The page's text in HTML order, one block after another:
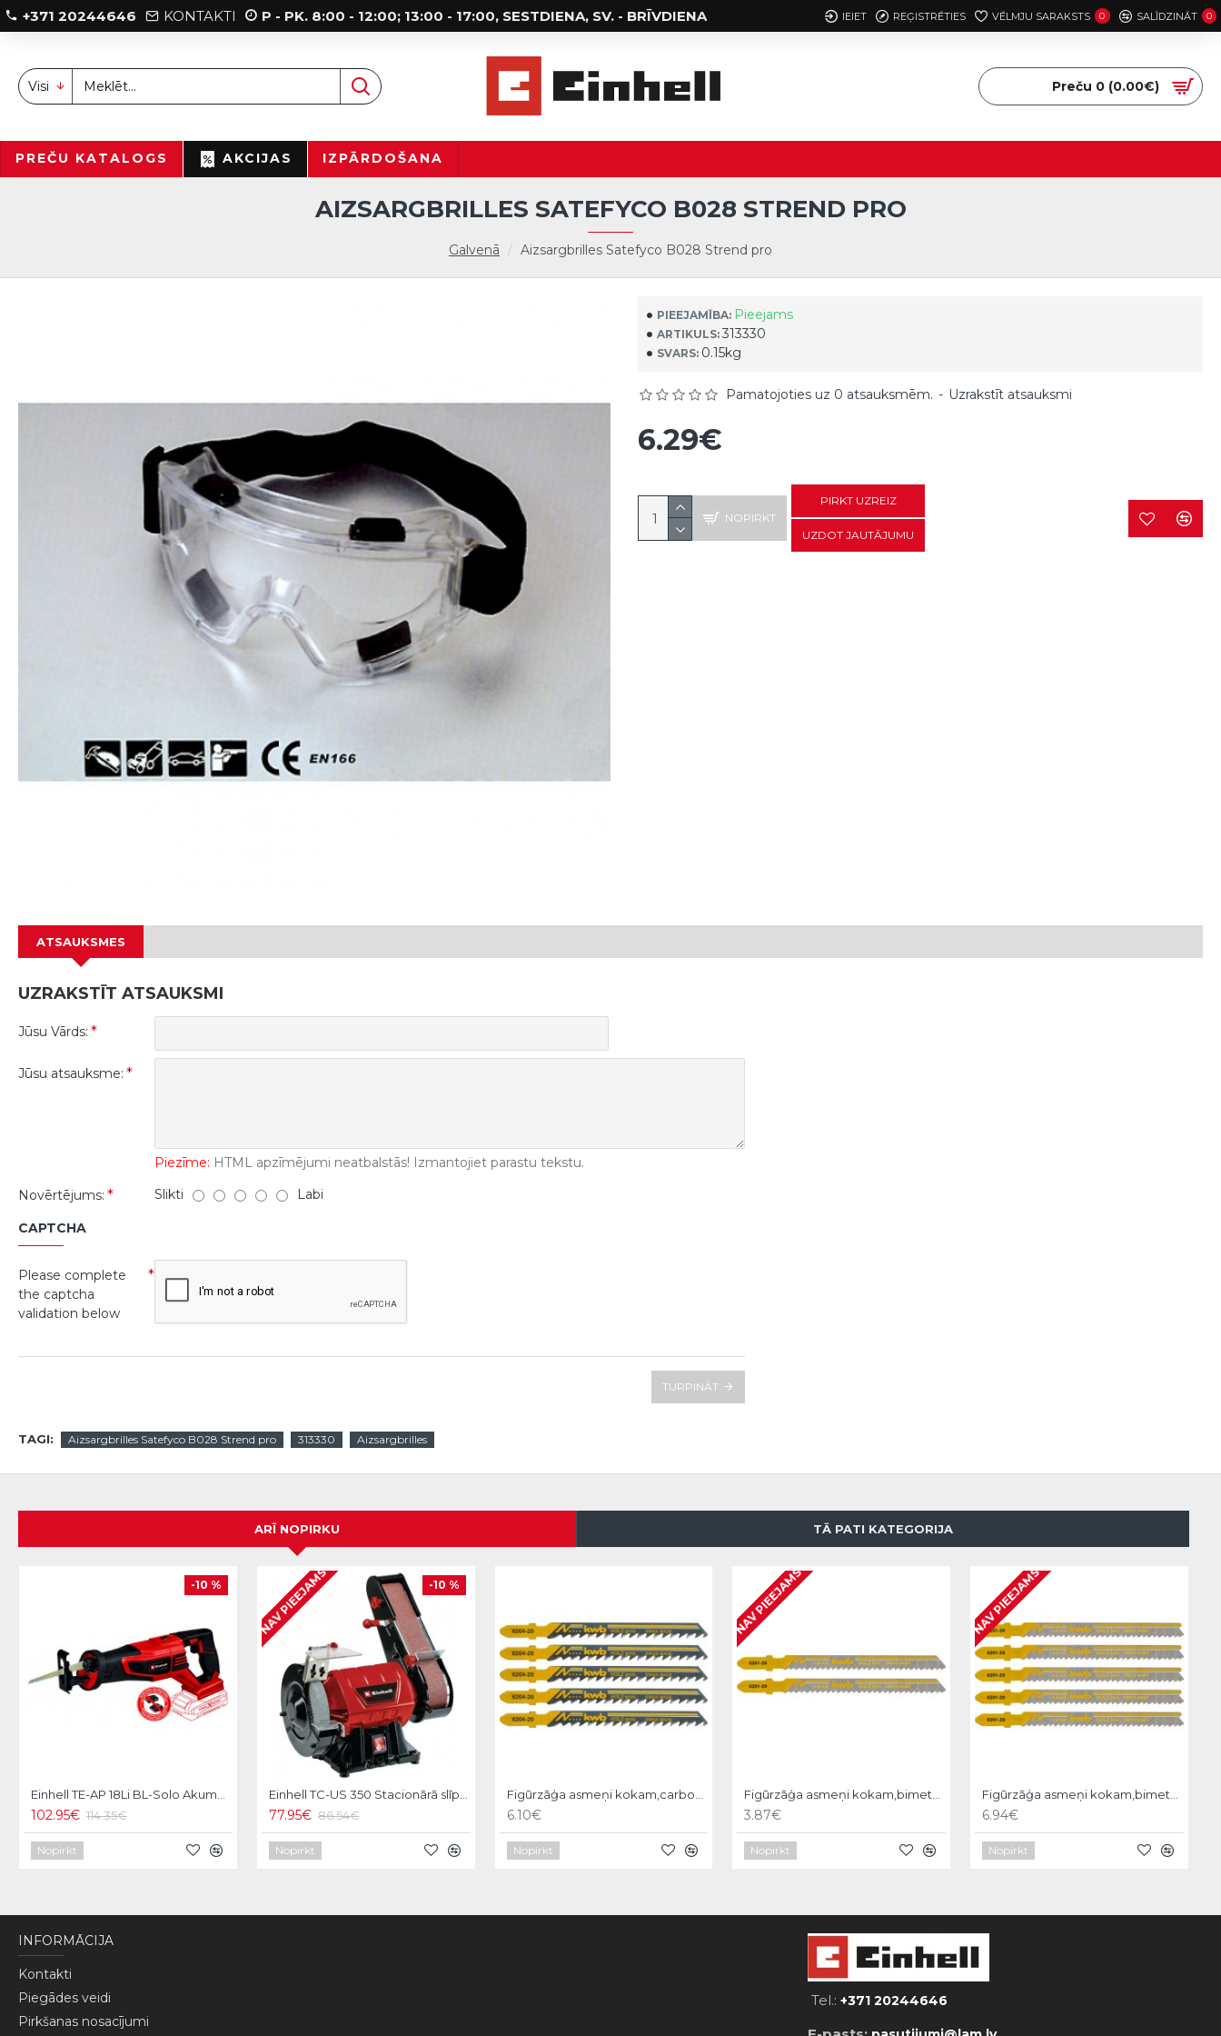
+371 20244646 KONTAKTI P - PK. 8:00 - 12:00; 13:00 - 17:00, SESTDIENA, SV. - BRĪVDIENA IEIET REĢISTRĒTIES VĒLMJU SARAKSTS 0 SALĪDZINĀT 0
Visi Preču 0 (0.00€)
PREČU KATALOGS AKCIJAS IZPĀRDOŠANA
Galvenā Aizsargbrilles Satefyco B028 Strend pro
AIZSARGBRILLES SATEFYCO B028 STREND PRO
PIEEJAMĪBA: Pieejams
ARTIKULS: 313330
SVARS: 0.15kg
Pamatojoties uz 0 atsauksmēm. - Uzrakstīt atsauksmi
6.29€
NOPIRKT
PIRKT UZREIZ
UZDOT JAUTĀJUMU
ATSAUKSMES
UZRAKSTĪT ATSAUKSMI
Jūsu Vārds:
Jūsu atsauksme:
Piezīme: HTML apzīmējumi neatbalstās! Izmantojiet parastu tekstu.
Novērtējums:
Slikti Labi
CAPTCHA
Please complete
the captcha
validation below
TURPINĀT
TAGI: Aizsargbrilles Satefyco B028 Strend pro 313330 Aizsargbrilles
ARĪ NOPIRKU TĀ PATI KATEGORIJA
-10 %
102.95€ 114.35€
Nopirkt
-10 %
NAV PIEEJAMS
77.95€ 86.54€
Nopirkt
6.10€
Nopirkt
NAV PIEEJAMS
3.87€
Nopirkt
NAV PIEEJAMS
6.94€
Nopirkt
INFORMĀCIJA
Kontakti
Piegādes veidi
Pirkšanas nosacījumi
Tel.:+371 20244646